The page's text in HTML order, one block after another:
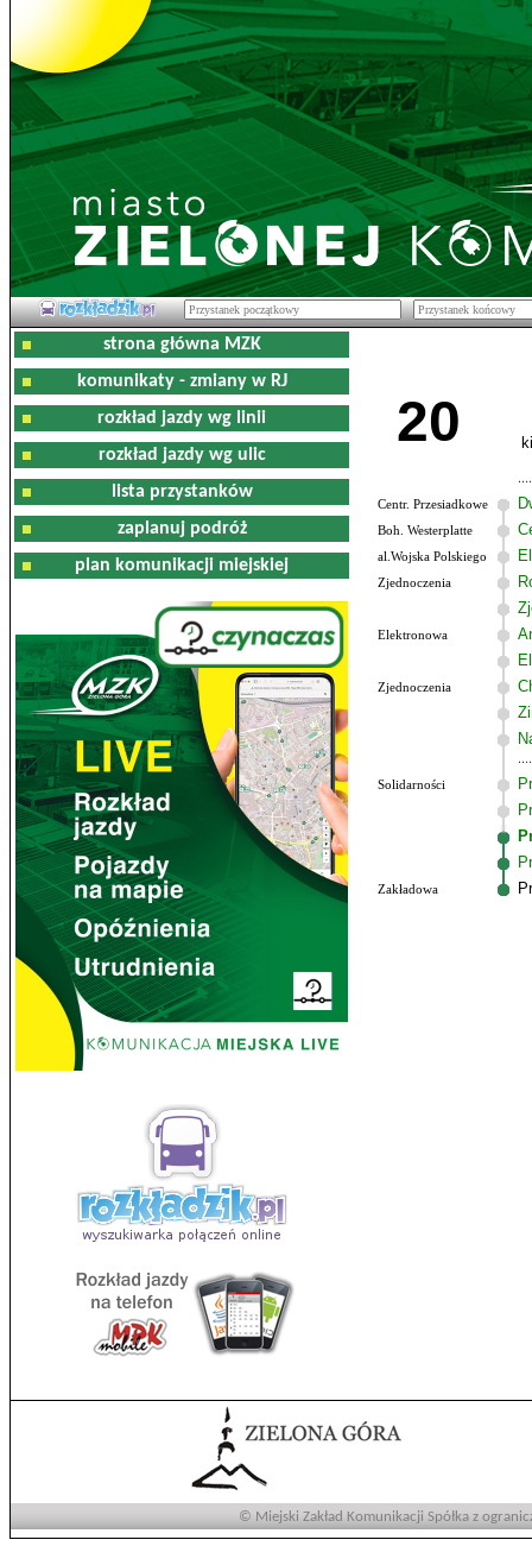
strona główna MZK
komunikaty - zmiany w RJ
rozkład jazdy wg linii
rozkład jazdy wg ulic
lista przystanków
zaplanuj podróż
plan komunikacji miejskiej
20
Centr. Przesiadkowe
Boh. Westerplatte
al.Wojska Polskiego
Zjednoczenia
Elektronowa
Zjednoczenia
Solidarności
Zakładowa
© Miejski Zakład Komunikacji Spółka z